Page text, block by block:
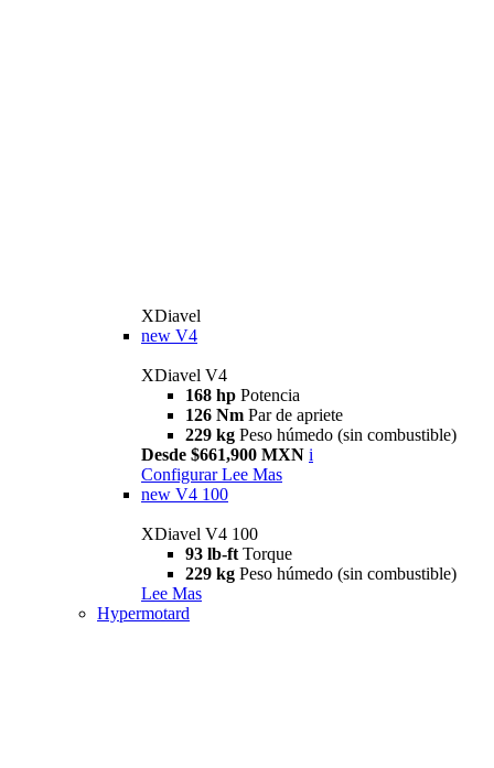
XDiavel
new V4
XDiavel V4
168 hp Potencia
126 Nm Par de apriete
229 kg Peso húmedo (sin combustible)
Desde $661,900 MXN i
Configurar Lee Mas
new V4 100
XDiavel V4 100
93 lb-ft Torque
229 kg Peso húmedo (sin combustible)
Lee Mas
Hypermotard